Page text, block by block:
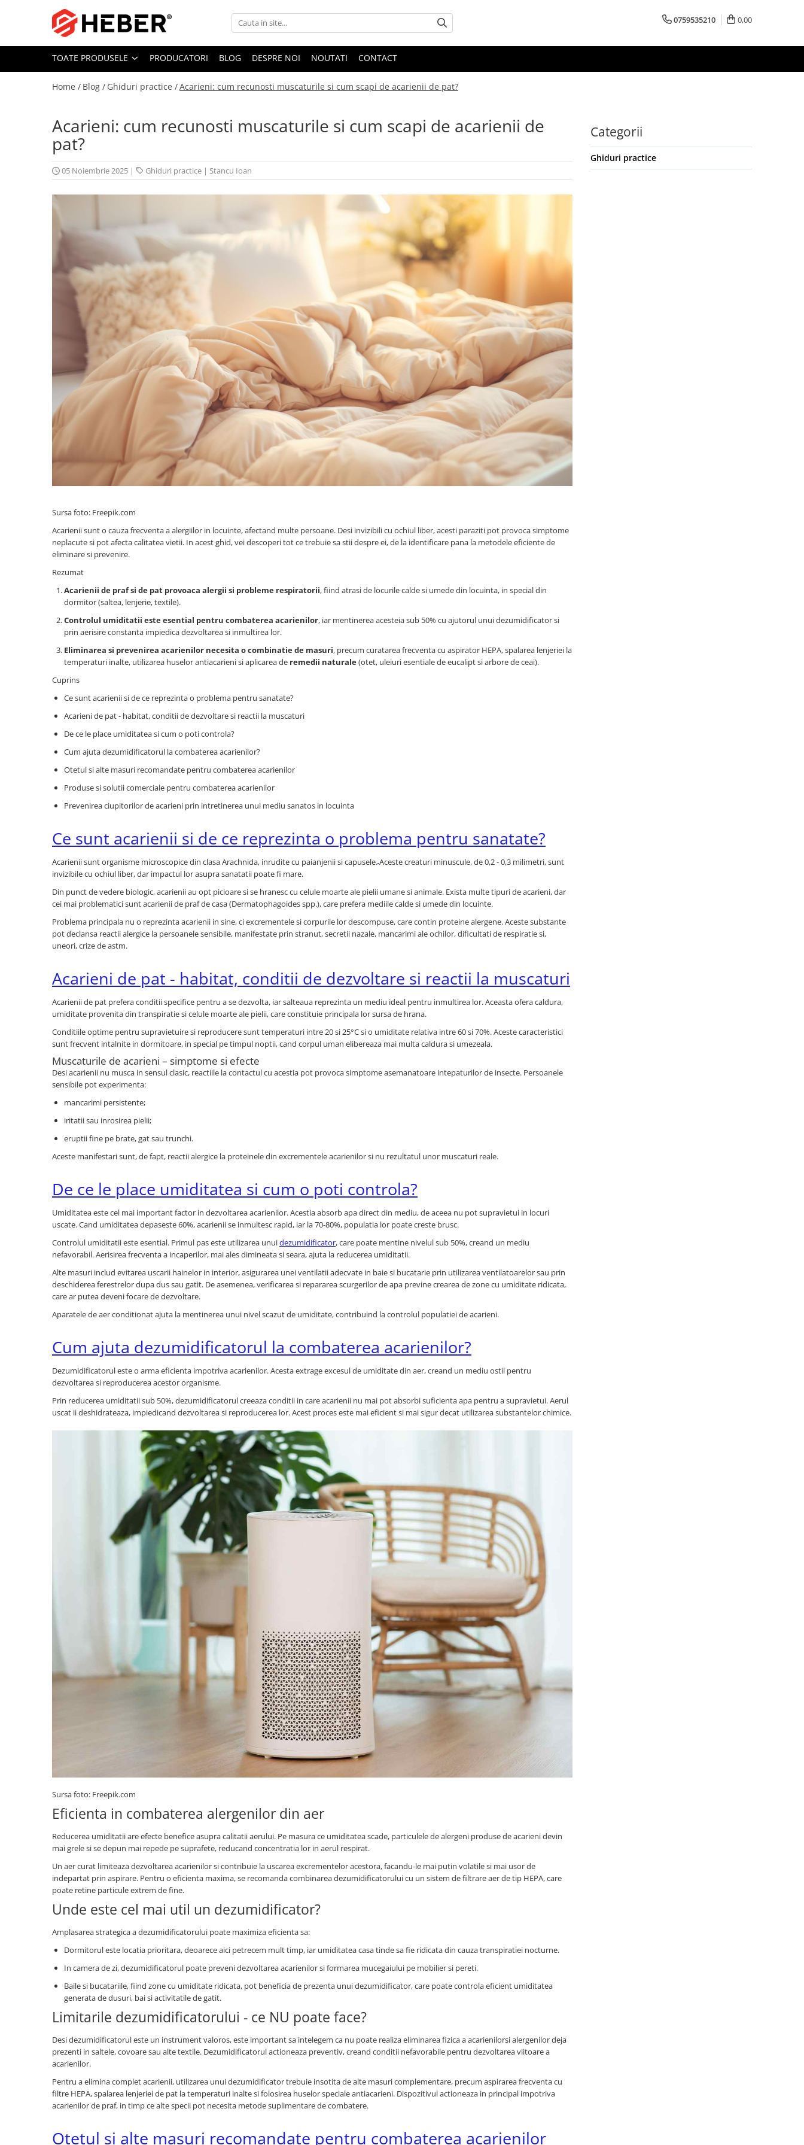
Toate Produsele
Mixere cu bol
Pompe submersibile
Pompe submersibile nisip
Pompe apa de suprafata
Motopompe
Pompe de stropit
Pompe de stropit manuale
Mori electrice cereale
Accesorii mori electrice
Zdrobitoare struguri, fructe si
Dezumidificatoare
Aparate de sudura
Articole sanitare
Coloane dus
Baterii de bucatarie
Baterii de baie
Betoniere si vibratoare beton
Accesorii beton
Generatoare
Motocultoare
Produse uz casnic
0759535210 0,00
TOATE PRODUSELE PRODUCATORI BLOG DESPRE NOI NOUTATI CONTACT
Home / Blog / Ghiduri practice /Acarieni: cum recunosti muscaturile si cum scapi de acarienii de pat?
Acarieni: cum recunosti muscaturile si cum scapi de acarienii de
pat?
05 Noiembrie 2025 | Ghiduri practice | Stancu Ioan
Sursa foto: Freepik.com
Acarienii sunt o cauza frecventa a alergiilor in locuinte, afectand multe persoane. Desi invizibili cu ochiul liber, acesti paraziti pot provoca simptome
neplacute si pot afecta calitatea vietii. In acest ghid, vei descoperi tot ce trebuie sa stii despre ei, de la identificare pana la metodele eficiente de
eliminare si prevenire.
Rezumat
Acarienii de praf si de pat provoaca alergii si probleme respiratorii, fiind atrasi de locurile calde si umede din locuinta, in special din
dormitor (saltea, lenjerie, textile).
Controlul umiditatii este esential pentru combaterea acarienilor, iar mentinerea acesteia sub 50% cu ajutorul unui dezumidificator si
prin aerisire constanta impiedica dezvoltarea si inmultirea lor.
Eliminarea si prevenirea acarienilor necesita o combinatie de masuri, precum curatarea frecventa cu aspirator HEPA, spalarea lenjeriei la
temperaturi inalte, utilizarea huselor antiacarieni si aplicarea de remedii naturale(otet, uleiuri esentiale de eucalipt si arbore de ceai).
Cuprins
Ce sunt acarienii si de ce reprezinta o problema pentru sanatate?
Acarieni de pat - habitat, conditii de dezvoltare si reactii la muscaturi
De ce le place umiditatea si cum o poti controla?
Cum ajuta dezumidificatorul la combaterea acarienilor?
Otetul si alte masuri recomandate pentru combaterea acarienilor
Produse si solutii comerciale pentru combaterea acarienilor
Prevenirea ciupitorilor de acarieni prin intretinerea unui mediu sanatos in locuinta
Ce sunt acarienii si de ce reprezinta o problema pentru sanatate?
Acarienii sunt organisme microscopice din clasa Arachnida, inrudite cu paianjenii si capusele.Aceste creaturi minuscule, de 0,2 - 0,3 milimetri, sunt
invizibile cu ochiul liber, dar impactul lor asupra sanatatii poate fi mare.
Din punct de vedere biologic, acarienii au opt picioare si se hranesc cu celule moarte ale pielii umane si animale. Exista multe tipuri de acarieni, dar
cei mai problematici sunt acarienii de praf de casa (Dermatophagoides spp.), care prefera mediile calde si umede din locuinte.
Problema principala nu o reprezinta acarienii in sine, ci excrementele si corpurile lor descompuse, care contin proteine alergene. Aceste substante
pot declansa reactii alergice la persoanele sensibile, manifestate prin stranut, secretii nazale, mancarimi ale ochilor, dificultati de respiratie si,
uneori, crize de astm.
Acarieni de pat - habitat, conditii de dezvoltare si reactii la muscaturi
Acarienii de pat prefera conditii specifice pentru a se dezvolta, iar salteaua reprezinta un mediu ideal pentru inmultirea lor. Aceasta ofera caldura,
umiditate provenita din transpiratie si celule moarte ale pielii, care constituie principala lor sursa de hrana.
Conditiile optime pentru supravietuire si reproducere sunt temperaturi intre 20 si 25°C si o umiditate relativa intre 60 si 70%. Aceste caracteristici
sunt frecvent intalnite in dormitoare, in special pe timpul noptii, cand corpul uman elibereaza mai multa caldura si umezeala.
Muscaturile de acarieni – simptome si efecte
Desi acarienii nu musca in sensul clasic, reactiile la contactul cu acestia pot provoca simptome asemanatoare intepaturilor de insecte. Persoanele
sensibile pot experimenta:
mancarimi persistente;
iritatii sau inrosirea pielii;
eruptii fine pe brate, gat sau trunchi.
Aceste manifestari sunt, de fapt, reactii alergice la proteinele din excrementele acarienilor si nu rezultatul unor muscaturi reale.
De ce le place umiditatea si cum o poti controla?
Umiditatea este cel mai important factor in dezvoltarea acarienilor. Acestia absorb apa direct din mediu, de aceea nu pot supravietui in locuri
uscate. Cand umiditatea depaseste 60%, acarienii se inmultesc rapid, iar la 70-80%, populatia lor poate creste brusc.
Controlul umiditatii este esential. Primul pas este utilizarea unuidezumidificator, care poate mentine nivelul sub 50%, creand un mediu
nefavorabil. Aerisirea frecventa a incaperilor, mai ales dimineata si seara, ajuta la reducerea umiditatii.
Alte masuri includ evitarea uscarii hainelor in interior, asigurarea unei ventilatii adecvate in baie si bucatarie prin utilizarea ventilatoarelor sau prin
deschiderea ferestrelor dupa dus sau gatit. De asemenea, verificarea si repararea scurgerilor de apa previne crearea de zone cu umiditate ridicata,
care ar putea deveni focare de dezvoltare.
Aparatele de aer conditionat ajuta la mentinerea unui nivel scazut de umiditate, contribuind la controlul populatiei de acarieni.
Cum ajuta dezumidificatorul la combaterea acarienilor?
Dezumidificatorul este o arma eficienta impotriva acarienilor. Acesta extrage excesul de umiditate din aer, creand un mediu ostil pentru
dezvoltarea si reproducerea acestor organisme.
Prin reducerea umiditatii sub 50%, dezumidificatorul creeaza conditii in care acarienii nu mai pot absorbi suficienta apa pentru a supravietui. Aerul
uscat ii deshidrateaza, impiedicand dezvoltarea si reproducerea lor. Acest proces este mai eficient si mai sigur decat utilizarea substantelor chimice.
Sursa foto: Freepik.com
Eficienta in combaterea alergenilor din aer
Reducerea umiditatii are efecte benefice asupra calitatii aerului. Pe masura ce umiditatea scade, particulele de alergeni produse de acarieni devin
mai grele si se depun mai repede pe suprafete, reducand concentratia lor in aerul respirat.
Un aer curat limiteaza dezvoltarea acarienilor si contribuie la uscarea excrementelor acestora, facandu-le mai putin volatile si mai usor de
indepartat prin aspirare. Pentru o eficienta maxima, se recomanda combinarea dezumidificatorului cu un sistem de filtrare aer de tip HEPA, care
poate retine particule extrem de fine.
Unde este cel mai util un dezumidificator?
Amplasarea strategica a dezumidificatorului poate maximiza eficienta sa:
Dormitorul este locatia prioritara, deoarece aici petrecem mult timp, iar umiditatea casa tinde sa fie ridicata din cauza transpiratiei nocturne.
In camera de zi, dezumidificatorul poate preveni dezvoltarea acarienilor si formarea mucegaiului pe mobilier si pereti.
Baile si bucatariile, fiind zone cu umiditate ridicata, pot beneficia de prezenta unui dezumidificator, care poate controla eficient umiditatea
generata de dusuri, bai si activitatile de gatit.
Limitarile dezumidificatorului - ce NU poate face?
Desi dezumidificatorul este un instrument valoros, este important sa intelegem ca nu poate realiza eliminarea fizica a acarienilorsi alergenilor deja
prezenti in saltele, covoare sau alte textile. Dezumidificatorul actioneaza preventiv, creand conditii nefavorabile pentru dezvoltarea viitoare a
acarienilor.
Pentru a elimina complet acarienii, utilizarea unui dezumidificator trebuie insotita de alte masuri complementare, precum aspirarea frecventa cu
filtre HEPA, spalarea lenjeriei de pat la temperaturi inalte si folosirea huselor speciale antiacarieni. Dispozitivul actioneaza in principal impotriva
acarienilor de praf, in timp ce alte specii pot necesita metode suplimentare de combatere.
Otetul si alte masuri recomandate pentru combaterea acarienilor
Categorii
Ghiduri practice